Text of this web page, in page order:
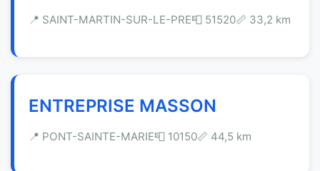
📍 SAINT-MARTIN-SUR-LE-PRE📮 51520📏 33,2 km
ENTREPRISE MASSON
📍 PONT-SAINTE-MARIE📮 10150📏 44,5 km